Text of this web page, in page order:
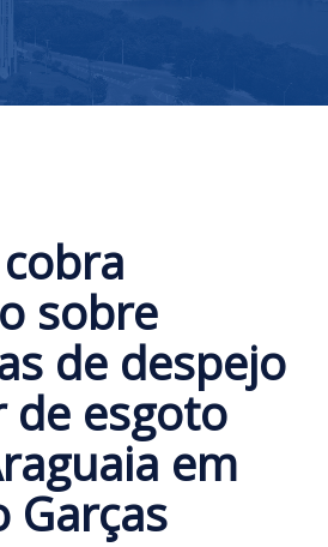
sobre
de despejo
de esgoto
em
Garças